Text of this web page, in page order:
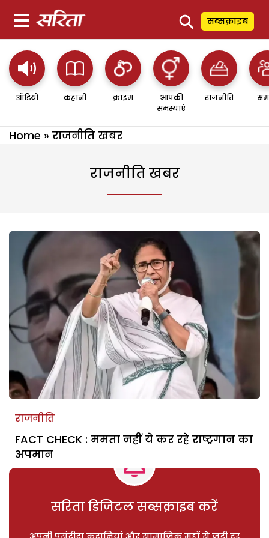
⚲ सब्सक्राइब
ऑडियो कहानी क्राइम
आपकी
समस्याएं
राजनीति
Home » राजनीति खबर
राजनीति खबर
राजनीति
FACT CHECK : ममता नहीं ये कर रहे राष्ट्रगान का
अपमान
सरिता डिजिटल सब्सक्राइब करें